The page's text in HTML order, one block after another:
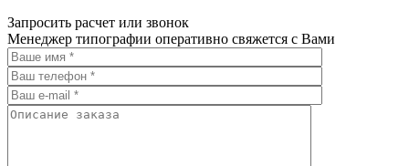
Запросить расчет или звонок
Менеджер типографии оперативно свяжется с Вами